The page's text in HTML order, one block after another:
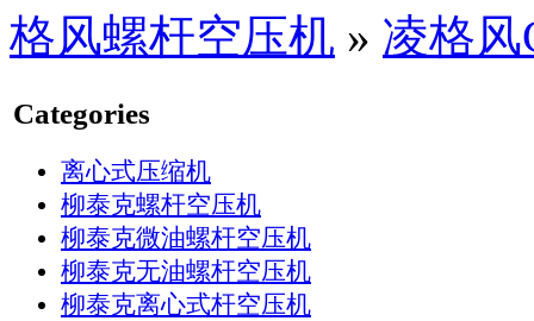
格风螺杆空压机 » 凌格风
Categories
离心式压缩机
柳泰克螺杆空压机
柳泰克微油螺杆空压机
柳泰克无油螺杆空压机
柳泰克离心式杆空压机